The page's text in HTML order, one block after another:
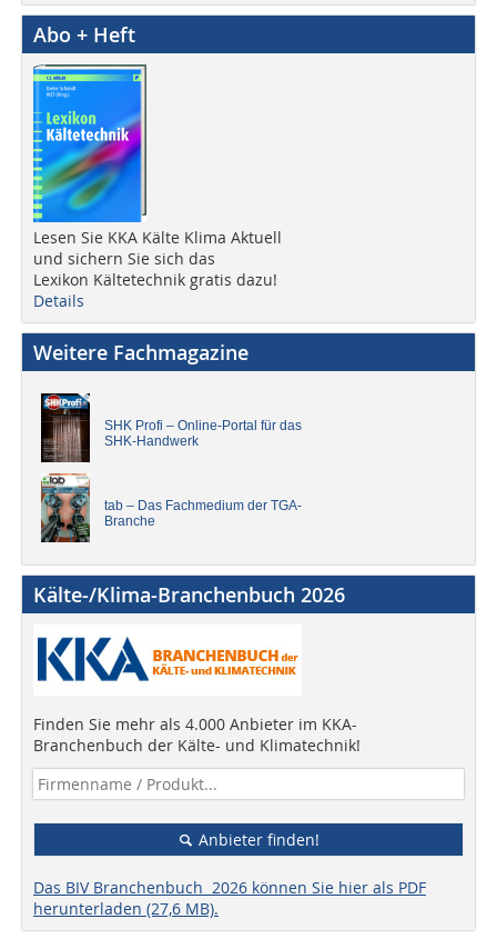
Abo + Heft
Lesen Sie KKA Kälte Klima Aktuell
und sichern Sie sich das
Lexikon Kältetechnik gratis dazu!
Details
Weitere Fachmagazine
SHK Profi – Online-Portal für das
SHK-Handwerk
tab – Das Fachmedium der TGA-
Branche
Kälte-/Klima-Branchenbuch 2026
Finden Sie mehr als 4.000 Anbieter im KKA-
Branchenbuch der Kälte- und Klimatechnik!
Anbieter finden!
Das BIV Branchenbuch 2026 können Sie hier als PDF
herunterladen (27,6 MB).